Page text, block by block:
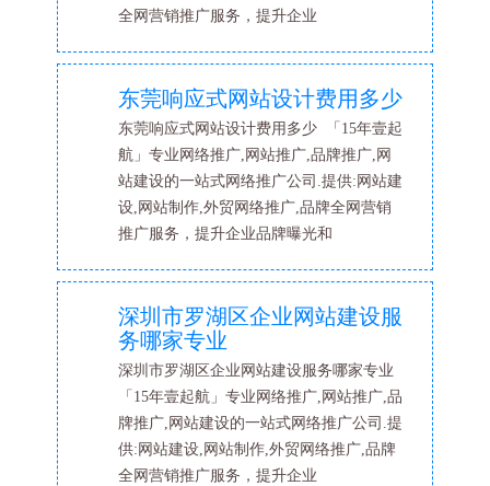
全网营销推广服务，提升企业
东莞响应式网站设计费用多少
东莞响应式网站设计费用多少 「15年壹起
航」专业网络推广,网站推广,品牌推广,网
站建设的一站式网络推广公司.提供:网站建
设,网站制作,外贸网络推广,品牌全网营销
推广服务，提升企业品牌曝光和
深圳市罗湖区企业网站建设服
务哪家专业
深圳市罗湖区企业网站建设服务哪家专业
「15年壹起航」专业网络推广,网站推广,品
牌推广,网站建设的一站式网络推广公司.提
供:网站建设,网站制作,外贸网络推广,品牌
全网营销推广服务，提升企业